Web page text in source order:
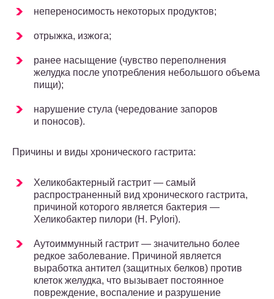
непереносимость некоторых продуктов;
отрыжка, изжога;
ранее насыщение (чувство переполнения
желудка после употребления небольшого объема
пищи);
нарушение стула (чередование запоров
и поносов).
Причины и виды хронического гастрита:
Хеликобактерный гастрит — самый
распространенный вид хронического гастрита,
причиной которого является бактерия —
Хеликобактер пилори (H. Pylori).
Аутоиммунный гастрит — значительно более
редкое заболевание. Причиной является
выработка антител (защитных белков) против
клеток желудка, что вызывает постоянное
повреждение, воспаление и разрушение